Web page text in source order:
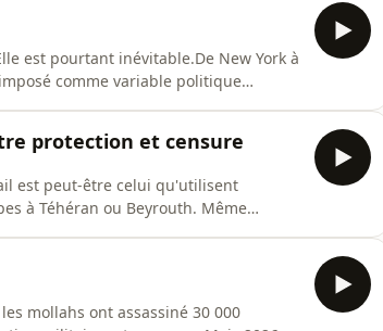
est pourtant inévitable.De New York à
comme variable politique
protection et censure
est peut-être celui qu'utilisent
à Téhéran ou Beyrouth. Même
mollahs ont assassiné 30 000